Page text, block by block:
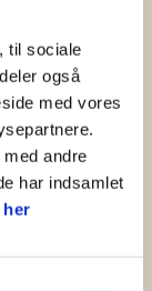
til sociale
også
med vores
andre
har indsamlet
&